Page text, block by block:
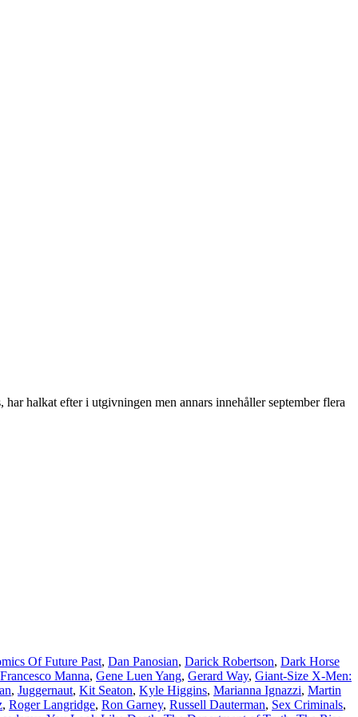
halkat efter i utgivningen men annars innehåller september flera
Of Future Past, Dan Panosian, Darick Robertson, Dark Horse
Francesco Manna, Gene Luen Yang, Gerard Way, Giant-Size X-Men:
, Juggernaut, Kit Seaton, Kyle Higgins, Marianna Ignazzi, Martin
, Roger Langridge, Ron Garney, Russell Dauterman, Sex Criminals,